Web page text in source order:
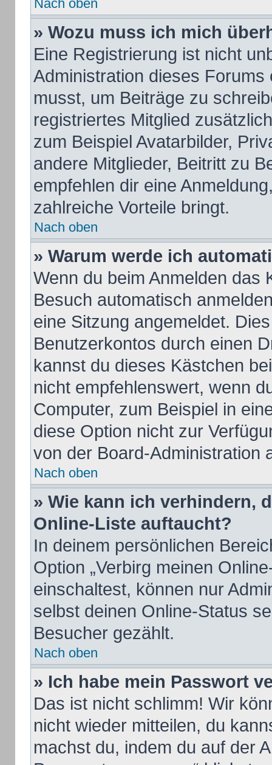
Nach oben
» Wozu muss ich mich
Eine Registrierung ist nicht
Administration dieses
musst, um Beiträge zu
registriertes Mitglied
zum Beispiel Avatarbilder,
andere Mitglieder, Beitritt zu
empfehlen dir eine
zahlreiche Vorteile bringt.
Nach oben
» Warum werde ich
Wenn du beim Anmelden das
Besuch automatisch
eine Sitzung angemeldet.
Benutzerkontos durch einen
kannst du dieses Kästchen
nicht empfehlenswert, wenn
Computer, zum Beispiel in
diese Option nicht zur
von der Board-Administration
Nach oben
» Wie kann ich verhindern,
Online-Liste auftaucht?
In deinem persönlichen
Option „Verbirg meinen
einschaltest, können nur
selbst deinen Online-Status
Besucher gezählt.
Nach oben
» Ich habe mein Passwort
Das ist nicht schlimm! Wir
nicht wieder mitteilen, du
machst du, indem du auf der